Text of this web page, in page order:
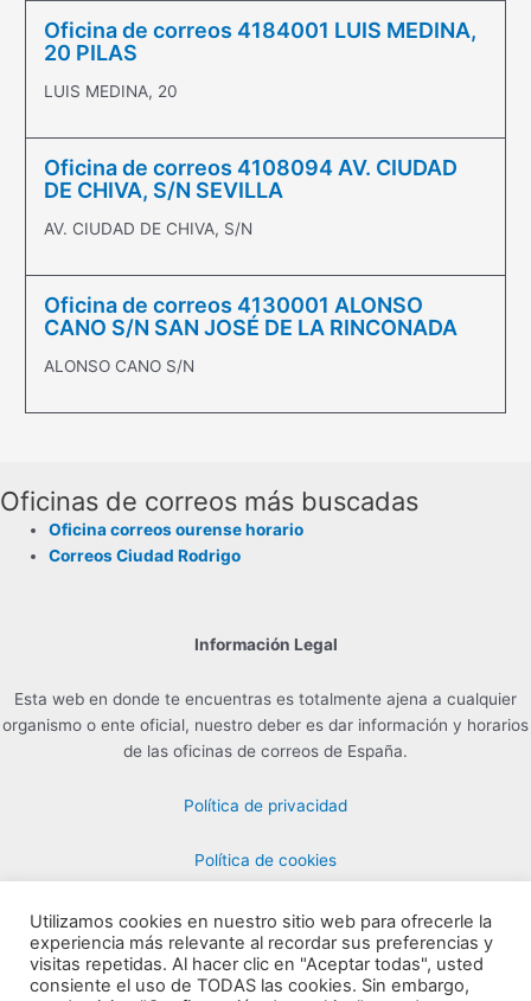
Oficina de correos 4184001 LUIS MEDINA,
20 PILAS
LUIS MEDINA, 20
Oficina de correos 4108094 AV. CIUDAD
DE CHIVA, S/N SEVILLA
AV. CIUDAD DE CHIVA, S/N
Oficina de correos 4130001 ALONSO
CANO S/N SAN JOSÉ DE LA RINCONADA
ALONSO CANO S/N
Oficinas de correos más buscadas
Oficina correos ourense horario
Correos Ciudad Rodrigo
Información Legal
Esta web en donde te encuentras es totalmente ajena a cualquier
organismo o ente oficial, nuestro deber es dar información y horarios
de las oficinas de correos de España.
Política de privacidad
Política de cookies
Contacto para Publicidad en info@horarioscorreos.com
Copyright © 2026 Horarios de las Oficinas de Correos | Creada por
Utilizamos cookies en nuestro sitio web para ofrecerle la
experiencia más relevante al recordar sus preferencias y
visitas repetidas. Al hacer clic en "Aceptar todas", usted
consiente el uso de TODAS las cookies. Sin embargo,